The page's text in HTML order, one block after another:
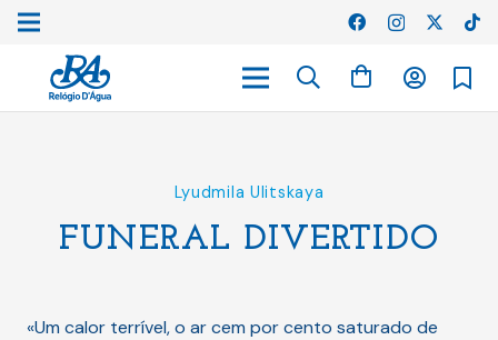
Lyudmila Ulitskaya
FUNERAL DIVERTIDO
«Um calor terrível, o ar cem por cento saturado de